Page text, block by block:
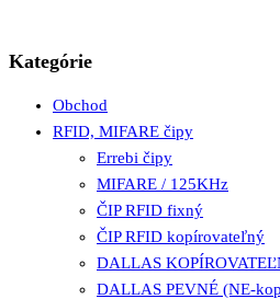
Kategórie
Obchod
RFID, MIFARE čipy
Errebi čipy
MIFARE / 125KHz
ČIP RFID fixný
ČIP RFID kopírovateľný
DALLAS
DALLAS PEVNÉ (NE-